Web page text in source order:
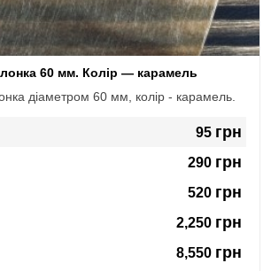
60 мм. Колір — карамель
діаметром 60 мм, колір - карамель.
95 грн
290 грн
520 грн
2,250 грн
8,550 грн